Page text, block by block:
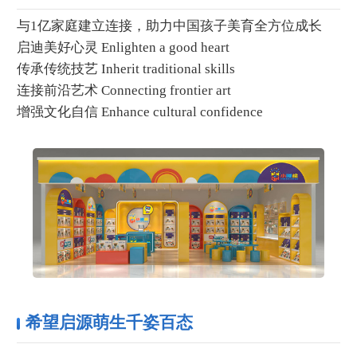
与1亿家庭建立连接，助力中国孩子美育全方位成长
启迪美好心灵 Enlighten a good heart
传承传统技艺 Inherit traditional skills
连接前沿艺术 Connecting frontier art
增强文化自信 Enhance cultural confidence
希望启源萌生千姿百态